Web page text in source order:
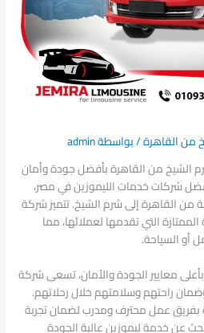
من القاهرة/ بواسطةadmin
الشيخ من القاهرة بأفضل جودة وأمان
شركات خدمات الليموزين في مصر،
من القاهرة إلى شرم الشيخ. تتميز شركة
التي تقدمها لعملائها، مما
أو السياحة.
معايير الجودة والأمان، تسعى شركة
وضمان راحتهم وسلامتهم خلال رحلاتهم.
بفريق عمل محترف ومدرب لضمان تجربة
عن خدمة ليموزين عالية الجودة